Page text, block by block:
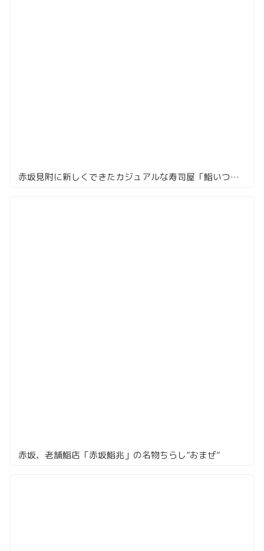
赤坂見附に新しくできたカジュアルな寿司屋「鮨いつみ」
赤坂、老舗鮨店「赤坂鮨兆」の名物ちらし”おまぜ”